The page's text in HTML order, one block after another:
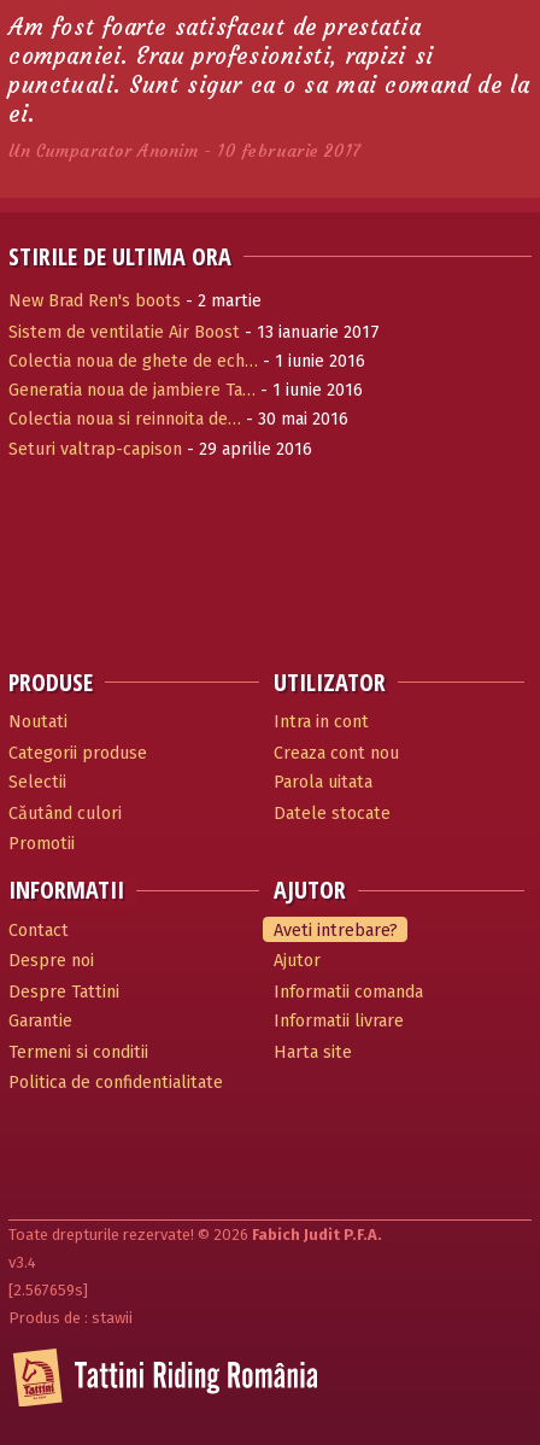
Am fost foarte satisfacut de prestatia
companiei. Erau profesionisti, rapizi si
punctuali. Sunt sigur ca o sa mai comand de la
ei.
Un Cumparator Anonim - 10 februarie 2017
STIRILE DE ULTIMA ORA
New Brad Ren's boots - 2 martie
Sistem de ventilatie Air Boost - 13 ianuarie 2017
Colectia noua de ghete de ech… - 1 iunie 2016
Generatia noua de jambiere Ta… - 1 iunie 2016
Colectia noua si reinnoita de… - 30 mai 2016
Seturi valtrap-capison - 29 aprilie 2016
PRODUSE
Noutati
Categorii produse
Selectii
Căutând culori
Promotii
INFORMATII
Contact
Despre noi
Despre Tattini
Garantie
Termeni si conditii
Politica de confidentialitate
UTILIZATOR
Intra in cont
Creaza cont nou
Parola uitata
Datele stocate
AJUTOR
Aveti intrebare?
Ajutor
Informatii comanda
Informatii livrare
Harta site
Toate drepturile rezervate! © 2026 Fabich Judit P.F.A.
v3.4
[2.567659s]
Produs de : stawii